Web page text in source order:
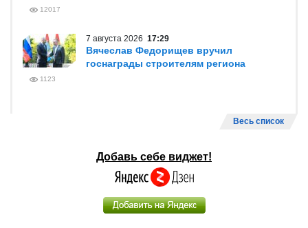
12017
7 августа 2026 17:29
Вячеслав Федорищев вручил
госнаграды строителям региона
1123
Весь список
Добавь себе виджет!